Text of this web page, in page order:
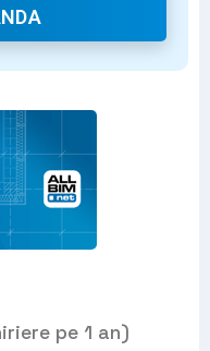
pe 1 an)